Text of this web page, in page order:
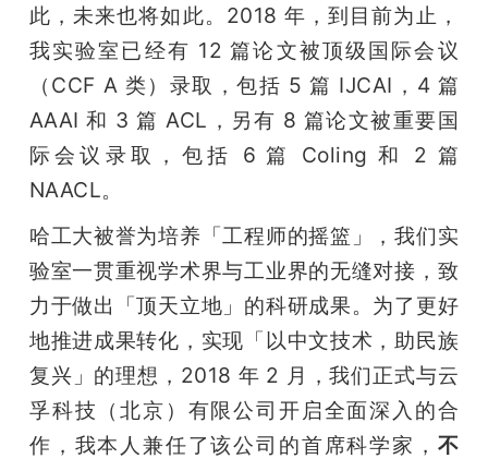
此，未来也将如此。2018 年，到目前为止，
我实验室已经有 12 篇论文被顶级国际会议
（CCF A 类）录取，包括 5 篇 IJCAI，4 篇
AAAI 和 3 篇 ACL，另有 8 篇论文被重要国
际会议录取，包括 6 篇 Coling 和 2 篇
NAACL。
哈工大被誉为培养「工程师的摇篮」，我们实
验室一贯重视学术界与工业界的无缝对接，致
力于做出「顶天立地」的科研成果。为了更好
地推进成果转化，实现「以中文技术，助民族
复兴」的理想，2018 年 2 月，我们正式与云
孚科技（北京）有限公司开启全面深入的合
作，我本人兼任了该公司的首席科学家， 不